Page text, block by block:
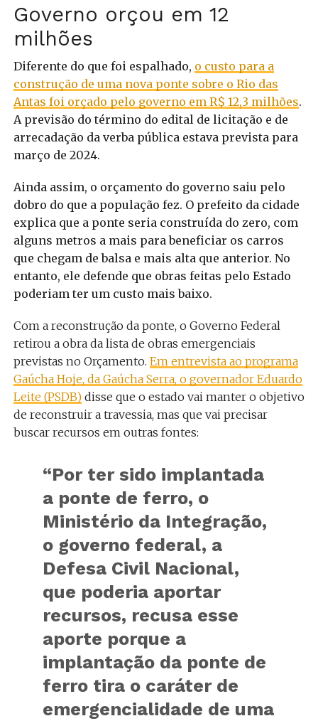
Governo orçou em 12
milhões
Diferente do que foi espalhado, o custo para a
construção de uma nova ponte sobre o Rio das
Antas foi orçado pelo governo em R$ 12,3 milhões.
A previsão do término do edital de licitação e de
arrecadação da verba pública estava prevista para
março de 2024.
Ainda assim, o orçamento do governo saiu pelo
dobro do que a população fez. O prefeito da cidade
explica que a ponte seria construída do zero, com
alguns metros a mais para beneficiar os carros
que chegam de balsa e mais alta que anterior. No
entanto, ele defende que obras feitas pelo Estado
poderiam ter um custo mais baixo.
Com a reconstrução da ponte, o Governo Federal
retirou a obra da lista de obras emergenciais
previstas no Orçamento. Em entrevista ao programa
Gaúcha Hoje, da Gaúcha Serra, o governador Eduardo
Leite (PSDB)disse que o estado vai manter o objetivo
de reconstruir a travessia, mas que vai precisar
buscar recursos em outras fontes:
“Por ter sido implantada
a ponte de ferro, o
Ministério da Integração,
o governo federal, a
Defesa Civil Nacional,
que poderia aportar
recursos, recusa esse
aporte porque a
implantação da ponte de
ferro tira o caráter de
emergencialidade de uma